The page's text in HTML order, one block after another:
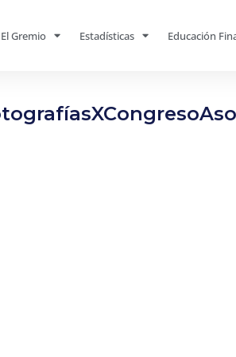
El Gremio Estadísticas Educación